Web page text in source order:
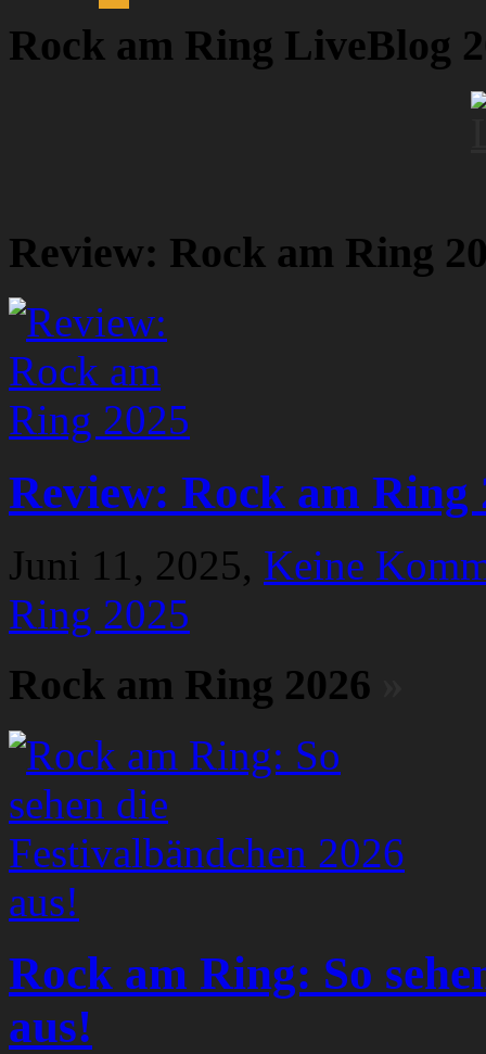
Rock am Ring LiveBlog
Review: Rock am Ring
Review: Rock am Ring
Juni 11, 2025, Keine
Ring 2025
Rock am Ring 2026
Rock am Ring: So
aus!